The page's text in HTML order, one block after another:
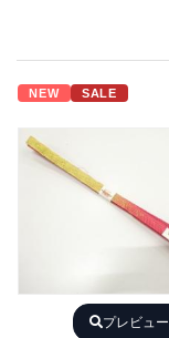
NEW SALE
プレビュー